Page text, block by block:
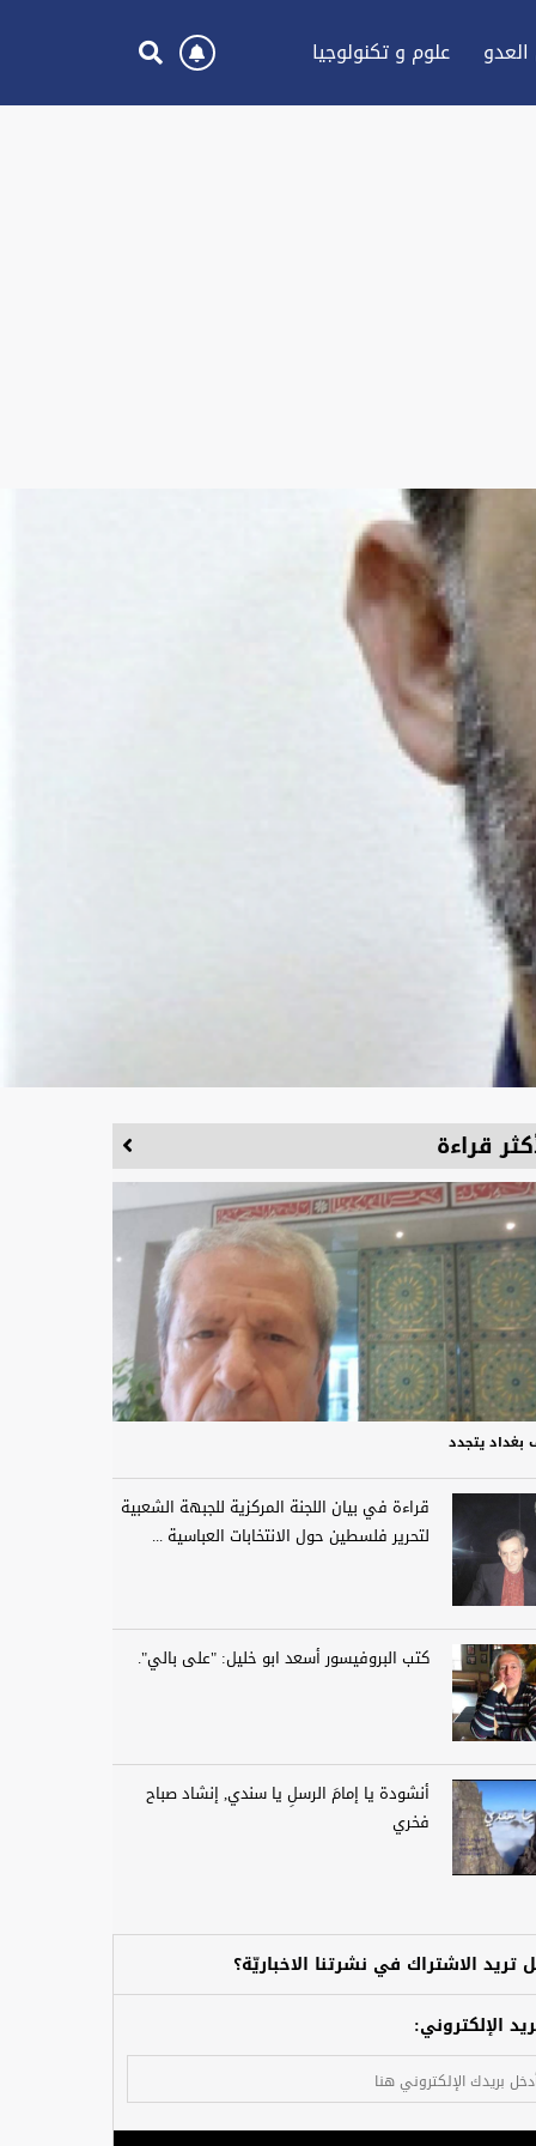
علوم و تكنولوجيا
قراءة
بغداد يتجدد
قراءة في بيان اللجنة المركزية للجبهة الشعبية
لتحرير فلسطين حول الانتخابات العباسية ...
كتب البروفيسور أسعد ابو خليل: "على بالي".
أنشودة يا إمامَ الرسلِ يا سندي, إنشاد صباح
فخري
تريد الاشتراك في نشرتنا الاخباريّة؟
الإلكتروني: